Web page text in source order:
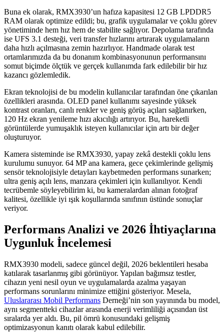
Buna ek olarak, RMX3930’un hafıza kapasitesi 12 GB LPDDR5
RAM olarak optimize edildi; bu, grafik uygulamalar ve çoklu görev
yönetiminde hem hız hem de stabilite sağlıyor. Depolama tarafında
ise UFS 3.1 desteği, veri transfer hızlarını artırarak uygulamaların
daha hızlı açılmasına zemin hazırlıyor. Handmade olarak test
ortamlarımızda da bu donanım kombinasyonunun performansını
somut biçimde ölçtük ve gerçek kullanımda fark edilebilir bir hız
kazancı gözlemledik.
Ekran teknolojisi de bu modelin kullanıcılar tarafından öne çıkarılan
özellikleri arasında. OLED panel kullanımı sayesinde yüksek
kontrast oranları, canlı renkler ve geniş görüş açıları sağlanırken,
120 Hz ekran yenileme hızı akıcılığı artırıyor. Bu, hareketli
görüntülerde yumuşaklık isteyen kullanıcılar için artı bir değer
oluşturuyor.
Kamera sisteminde ise RMX3930, yapay zekâ destekli çoklu lens
kurulumu sunuyor. 64 MP ana kamera, gece çekimlerinde gelişmiş
sensör teknolojisiyle detayları kaybetmeden performans sunarken;
ultra geniş açılı lens, manzara çekimleri için kullanılıyor. Kendi
tecrübemle söyleyebilirim ki, bu kameralardan alınan fotoğraf
kalitesi, özellikle iyi ışık koşullarında sınıfının üstünde sonuçlar
veriyor.
Performans Analizi ve 2026 İhtiyaçlarına
Uygunluk İncelemesi
RMX3930 modeli, sadece güncel değil, 2026 beklentileri hesaba
katılarak tasarlanmış gibi görünüyor. Yapılan bağımsız testler,
cihazın yeni nesil oyun ve uygulamalarda azalma yaşayan
performans sorunlarını minimize ettiğini gösteriyor. Mesela,
Uluslararası Mobil Performans Derneği’nin son yayınında bu model,
aynı segmentteki cihazlar arasında enerji verimliliği açısından üst
sıralarda yer aldı. Bu, pil ömrü konusundaki gelişmiş
optimizasyonun kanıtı olarak kabul edilebilir.